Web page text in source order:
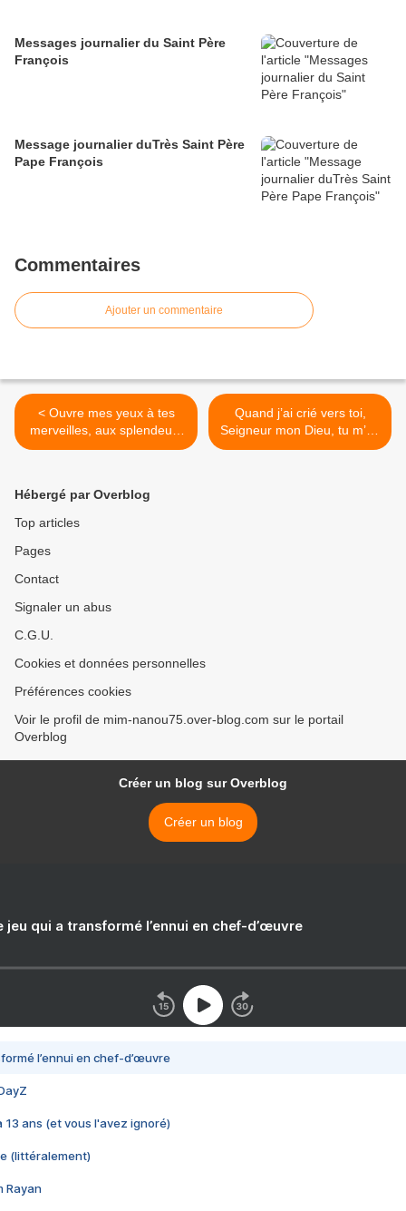
Messages journalier du Saint Père
François
Message journalier duTrès Saint Père
Pape François
Commentaires
Ajouter un commentaire
< Ouvre mes yeux à tes
merveilles, aux splendeurs
de ta loi.
Quand j’ai crié vers toi,
Seigneur mon Dieu, tu m’as
guéri. >
Hébergé par Overblog
Top articles
Pages
Contact
Signaler un abus
C.G.U.
Cookies et données personnelles
Préférences cookies
Voir le profil de mim-nanou75.over-blog.com sur le portail
Overblog
Créer un blog sur Overblog
Créer un blog
jeu qui a transformé l’ennui en chef-d’œuvre
l’ennui en chef-d’œuvre
13 ans (et vous l'avez ignoré)
(littéralement)
Rayan